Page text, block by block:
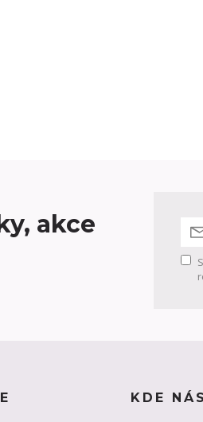
akce
KDE